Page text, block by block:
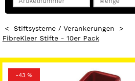
< Stiftsysteme / Verankerungen
>
FibreKleer Stifte - 10er Pack
-43 %